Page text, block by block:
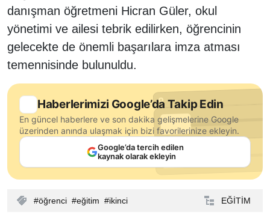
danışman öğretmeni Hicran Güler, okul
yönetimi ve ailesi tebrik edilirken, öğrencinin
gelecekte de önemli başarılara imza atması
temennisinde bulunuldu.
Haberlerimizi Google’da Takip Edin
En güncel haberlere ve son dakika gelişmelerine Google
üzerinden anında ulaşmak için bizi favorilerinize ekleyin.
Google’da tercih edilen
kaynak olarak ekleyin
öğrenci eğitim ikinci EĞİTİM